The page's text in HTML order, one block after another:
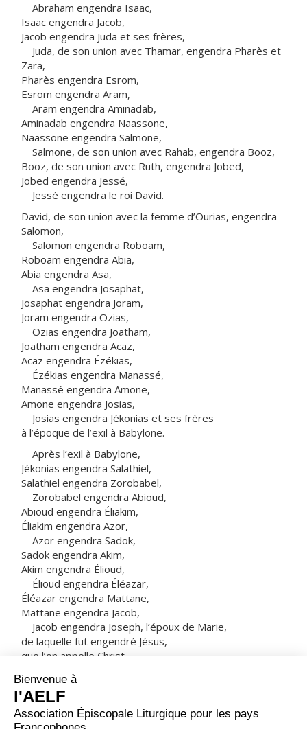
Abraham engendra Isaac,
Isaac engendra Jacob,
Jacob engendra Juda et ses frères,
Juda, de son union avec Thamar, engendra Pharès et
Zara,
Pharès engendra Esrom,
Esrom engendra Aram,
Aram engendra Aminadab,
Aminadab engendra Naassone,
Naassone engendra Salmone,
Salmone, de son union avec Rahab, engendra Booz,
Booz, de son union avec Ruth, engendra Jobed,
Jobed engendra Jessé,
Jessé engendra le roi David.
David, de son union avec la femme d’Ourias, engendra
Salomon,
Salomon engendra Roboam,
Roboam engendra Abia,
Abia engendra Asa,
Asa engendra Josaphat,
Josaphat engendra Joram,
Joram engendra Ozias,
Ozias engendra Joatham,
Joatham engendra Acaz,
Acaz engendra Ézékias,
Ézékias engendra Manassé,
Manassé engendra Amone,
Amone engendra Josias,
Josias engendra Jékonias et ses frères
à l’époque de l’exil à Babylone.
Après l’exil à Babylone,
Jékonias engendra Salathiel,
Salathiel engendra Zorobabel,
Zorobabel engendra Abioud,
Abioud engendra Éliakim,
Éliakim engendra Azor,
Azor engendra Sadok,
Sadok engendra Akim,
Akim engendra Élioud,
Élioud engendra Éléazar,
Éléazar engendra Mattane,
Mattane engendra Jacob,
Jacob engendra Joseph, l’époux de Marie,
de laquelle fut engendré Jésus,
que l’on appelle Christ.
Le nombre total des générations est donc :
depuis Abraham jusqu’à David, quatorze générations ;
depuis David jusqu’à l’exil à Babylone, quatorze
générations ;